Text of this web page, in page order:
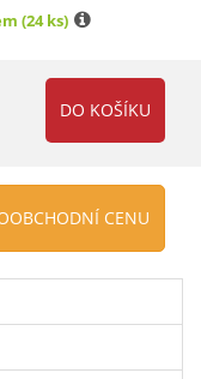
(24 ks)
CENU